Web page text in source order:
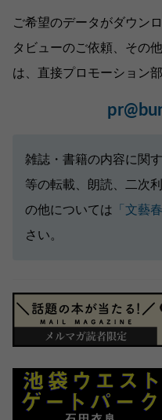
ご希望のデータがダウン
タビューのご依頼、その
は、直接プロモーション
雑誌・書籍の内容に関
等の転載、朗読、二次
の他については 「文藝
さい。